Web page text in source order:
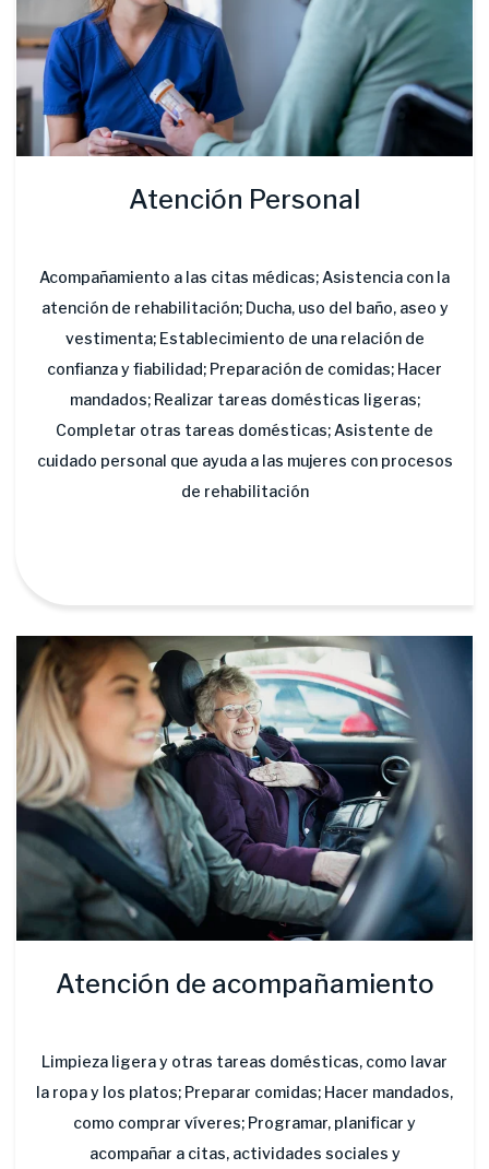
Atención Personal
Acompañamiento a las citas médicas; Asistencia con la
atención de rehabilitación; Ducha, uso del baño, aseo y
vestimenta; Establecimiento de una relación de
confianza y fiabilidad; Preparación de comidas; Hacer
mandados; Realizar tareas domésticas ligeras;
Completar otras tareas domésticas; Asistente de
cuidado personal que ayuda a las mujeres con procesos
de rehabilitación
Atención de acompañamiento
Limpieza ligera y otras tareas domésticas, como lavar
la ropa y los platos; Preparar comidas; Hacer mandados,
como comprar víveres; Programar, planificar y
acompañar a citas, actividades sociales y